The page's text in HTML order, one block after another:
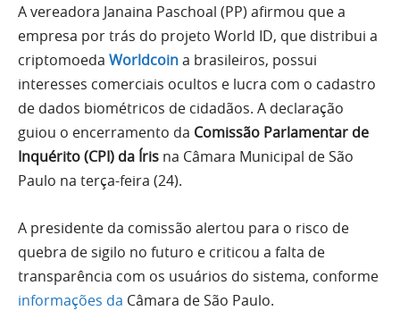
A vereadora Janaina Paschoal (PP) afirmou que a
empresa por trás do projeto World ID, que distribui a
criptomoeda Worldcoina brasileiros, possui
interesses comerciais ocultos e lucra com o cadastro
de dados biométricos de cidadãos. A declaração
guiou o encerramento da Comissão Parlamentar de
Inquérito (CPI) da Íris na Câmara Municipal de São
Paulo na terça-feira (24).
A presidente da comissão alertou para o risco de
quebra de sigilo no futuro e criticou a falta de
transparência com os usuários do sistema, conforme
informações da Câmara de São Paulo.